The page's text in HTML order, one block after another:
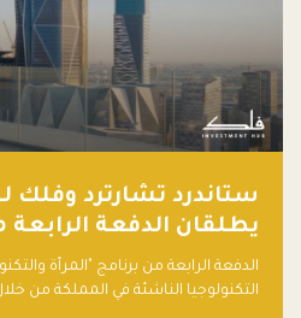
ستاندرد تشارترد وفلك
يطلقان الدفعة الرابعة
العربية السعودية
الدفعة الرابعة من برنامج "المرأة
التكنولوجيا الناشئة في المملكة من